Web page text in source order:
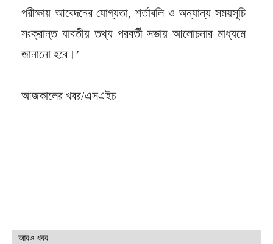
পরীক্ষায় আবেদনের যোগ্যতা, শর্তাবলি ও অন্যান্য সময়সূচি
সংক্রান্ত যাবতীয় তথ্য পরবর্তী সভায় আলোচনার মাধ্যমে
জানানো হবে।’
আজকালের খবর/এসএইচ
আরও খবর